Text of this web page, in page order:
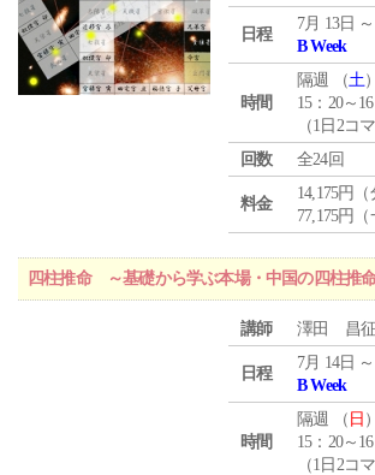
日程
7月 13日
B Week
時間
隔週 （土）
15：20～
（1日2コマ
回数
全24回
料金
14,175円
77,175円
四柱推命 ～基礎から学ぶ本場・中国の四柱推
講師 澤田 昌征
日程
7月 14日
B Week
時間
隔週 （ 日 ）
15：20～
（1日2コマ